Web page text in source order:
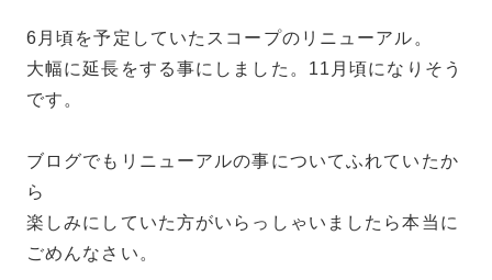
6月頃を予定していたスコープのリニューアル。
大幅に延長をする事にしました。11月頃になりそう
です。
ブログでもリニューアルの事についてふれていたか
ら
楽しみにしていた方がいらっしゃいましたら本当に
ごめんなさい。